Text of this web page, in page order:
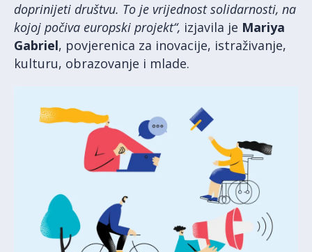
doprinijeti društvu. To je vrijednost solidarnosti, na
kojoj počiva europski projekt“, izjavila je Mariya
Gabriel, povjerenica za inovacije, istraživanje,
kulturu, obrazovanje i mlade.